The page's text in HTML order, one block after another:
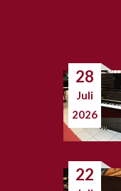
28
Juli
2026
22